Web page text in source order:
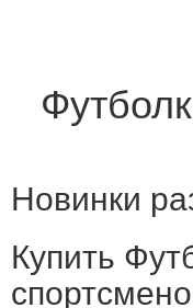
Новинки
Купить